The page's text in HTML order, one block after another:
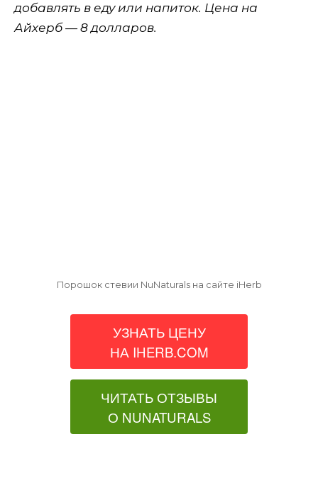
добавлять в еду или напиток. Цена на
Айхерб — 8 долларов.
Порошок стевии NuNaturals на сайте iHerb
УЗНАТЬ ЦЕНУ
НА IHERB.COM
ЧИТАТЬ ОТЗЫВЫ
О NUNATURALS